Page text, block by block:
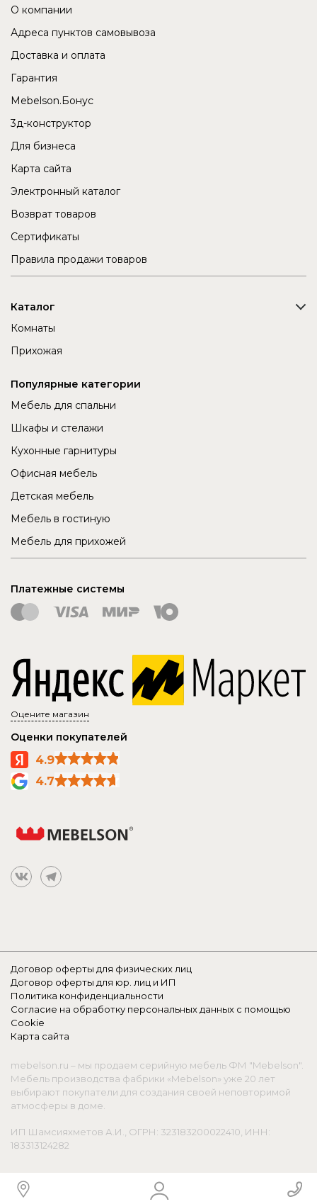
О компании
Адреса пунктов самовывоза
Доставка и оплата
Гарантия
Mebelson.Бонус
3д-конструктор
Для бизнеса
Карта сайта
Электронный каталог
Возврат товаров
Сертификаты
Правила продажи товаров
Каталог
Комнаты
Прихожая
Популярные категории
Мебель для спальни
Шкафы и стелажи
Кухонные гарнитуры
Офисная мебель
Детская мебель
Мебель в гостиную
Мебель для прихожей
Платежные системы
Оцените магазин
Оценки покупателей
4.9
4.7
Договор оферты для физических лиц
Договор оферты для юр. лиц и ИП
Политика конфиденциальности
Согласие на обработку персональных данных с помощью
Cookie
Карта сайта
mebelson.ru – мы продаем серийную мебель ФМ "Mebelson".
Мебель производства фабрики «Mebelson» уже 20 лет
выбирают покупатели для создания своей неповторимой
атмосферы в доме.
ИП Шамсияхметов А.И., ОГРН: 323183200022410, ИНН:
183313124282